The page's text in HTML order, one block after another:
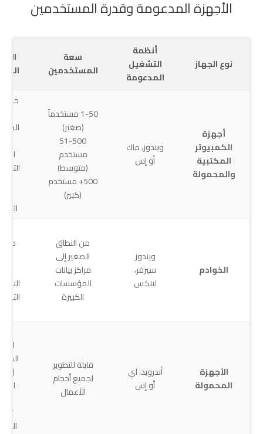
الأجهزة المدعومة وقدرة المستخدمين
نوع الجهاز
أنظمة
التشغيل
المدعومة
سعة
المستخدمين
أجهزة
الكمبيوتر
المكتبية
والمحمولة
ويندوز، ماك
أو إس
1-50 مستخدماً
(صغير)
51-500
مستخدم
(متوسط)
500+ مستخدم
(كبير)
الخوادم
ويندوز
سيرفر،
لينكس
من النطاق
الصغير إلى
مراكز بيانات
المؤسسات
الكبيرة
الأجهزة
المحمولة
أندرويد، آي
أو إس
قابلة للتطوير
لجميع أحجام
الأعمال